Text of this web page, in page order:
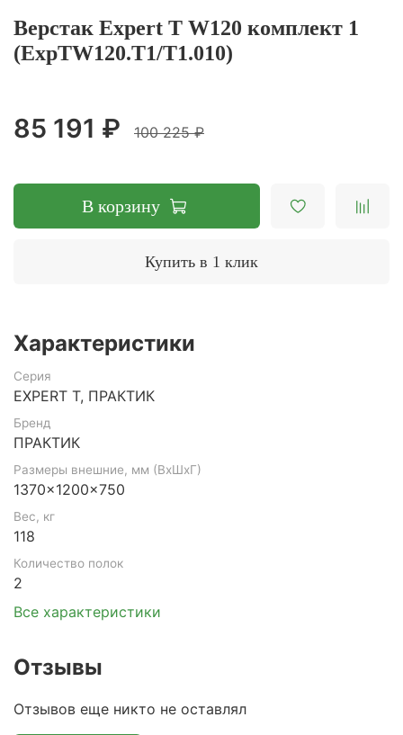
Верстак Expert T W120 комплект 1
(ExpTW120.T1/T1.010)
85 191 ₽ 100 225 ₽
В корзину
Купить в 1 клик
Характеристики
Серия
EXPERT T, ПРАКТИК
Бренд
ПРАКТИК
Размеры внешние, мм (ВхШхГ)
1370x1200x750
Вес, кг
118
Количество полок
2
Все характеристики
Отзывы
Отзывов еще никто не оставлял